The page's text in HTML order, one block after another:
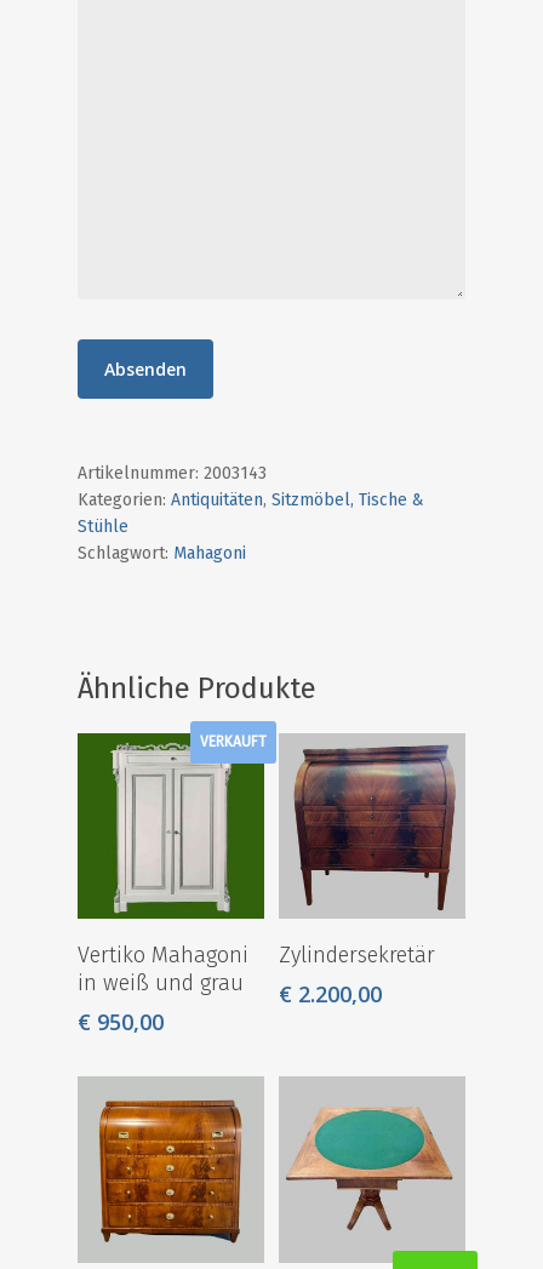
Artikelnummer: 2003143
Kategorien: Antiquitäten, Sitzmöbel, Tische &
Stühle
Schlagwort: Mahagoni
Ähnliche Produkte
VERKAUFT
Vertiko Mahagoni
in weiß und grau
€ 950,00
Zylindersekretär
€ 2.200,00